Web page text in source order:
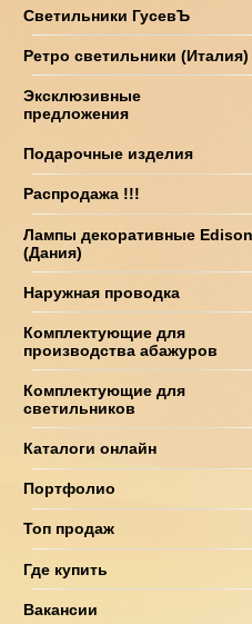
Светильники ГусевЪ
Ретро светильники (Италия)
Эксклюзивные
предложения
Подарочные изделия
Распродажа !!!
Лампы декоративные Edison
(Дания)
Наружная проводка
Комплектующие для
производства абажуров
Комплектующие для
светильников
Каталоги онлайн
Портфолио
Топ продаж
Где купить
Вакансии